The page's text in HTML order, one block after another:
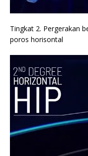
Tingkat 2. Pergerakan
poros horisontal